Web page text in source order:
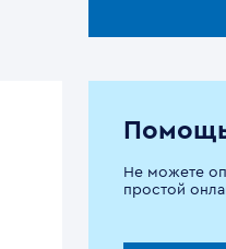
Не можете
простой